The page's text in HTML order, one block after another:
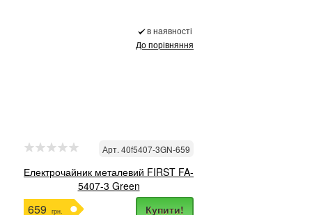
в наявності
До порівняння
Арт. 40f5407-3GN-659
Електрочайник металевий FIRST FA-
5407-3 Green
659 грн. Купити!